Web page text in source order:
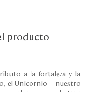
producto
a la fortaleza y la
el Unicornio —nuestro